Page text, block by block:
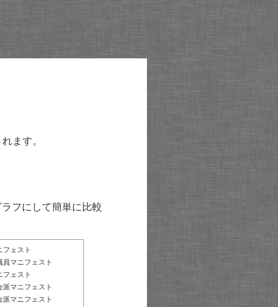
ます。
フにして簡単に比較
フェスト
員マニフェスト
フェスト
派マニフェスト
派マニフェスト